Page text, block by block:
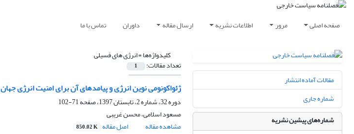
صفحه اصلی مرور اطلاعات نشریه ارسال مقاله داوران تماس با ما
کلیدواژه‌ها =انرژی های فسیلی
تعداد مقالات: 1
ژئواکونومی نوین انرژی و پیامدهای آن برای امنیت انرژی جهان
دوره 32، شماره 2، تابستان 1397، صفحه
71-102
مسعود اسلامی، محسن غریبی
مشاهده مقاله
اصل مقاله 850.02 K
مقالات آماده انتشار
شماره جاری
شماره‌های پیشین نشریه